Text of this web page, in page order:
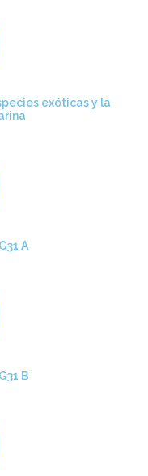
exóticas y la
A
B